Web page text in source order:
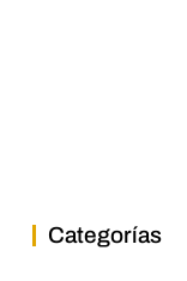
Categorías